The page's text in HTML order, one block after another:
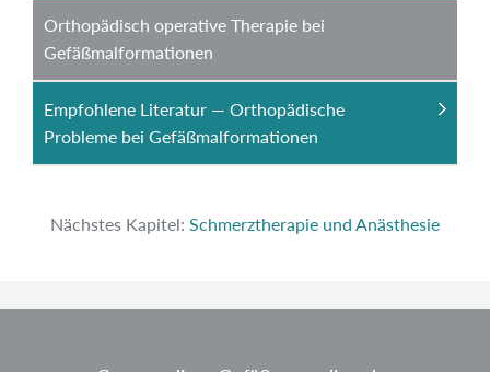
Orthopädisch operative Therapie bei
Gefäßmalformationen
Empfohlene Literatur — Orthopädische
Probleme bei Gefäßmalformationen
Nächstes Kapitel: Schmerztherapie und Anästhesie